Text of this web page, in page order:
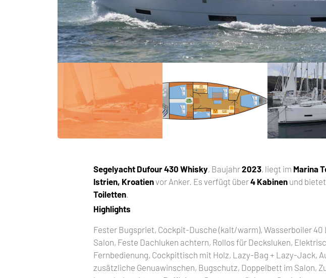
Segelyacht Dufour 430 Whisky, Baujahr2023, liegt im Marina
Istrien, Kroatienvor Anker. Es verfügt über4 Kabinen und
Toiletten
Highlights
Fester Bugspriet, Cockpit-Dusche (kalt/warm), Wasserboiler 40
Salon, Feste Dachluken achtern, Rollos für Decksluken,
Fernbedienung, Cockpittisch mit Holz, Lazy-Bag + Lazy-Jack,
zusätzliche Genuawinschen, Bugschutz, Doppelbett im Salon,